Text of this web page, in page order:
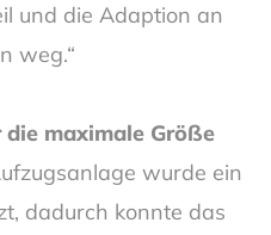
und die Adaption an
weg.“
maximale Größe
wurde ein
dadurch konnte das